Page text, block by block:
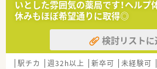
回30分の育児時間を取得できます。
短時間勤務/小学校1年を終了する年
す。
※勤務実績が10年を超えている社員
する年の3月31日まで利用可能です
慢です。
■「緑の葉」を意味する社名の通り、
た清潔感のある造りを採用し、地
■在宅医療には早期から着力してお
医療室を完備するなど、薬剤師が専
いとした雰囲気の薬局です！ヘルプ
休みもほぼ希望通りに取得◎
検討リストに
駅チカ 週32h以上 新卒可 未経験可